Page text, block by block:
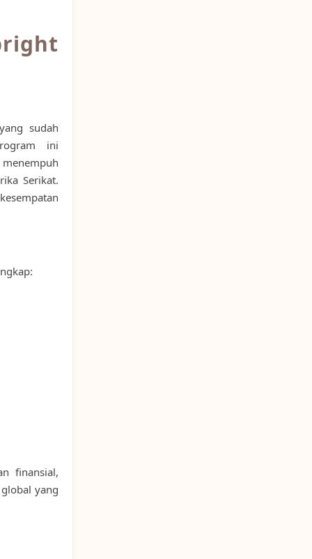
sudah
ini
Serikat.
finansial,
yang